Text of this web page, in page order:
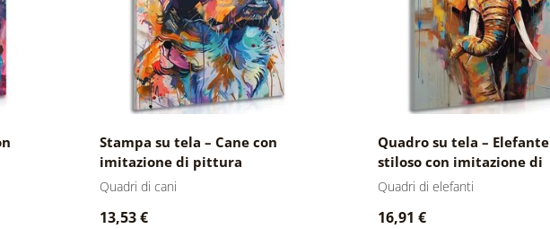
Stampa su tela – Cane con
imitazione di pittura
Quadri di cani
13,53 €
Quadro su tela – Elefante
stiloso con imitazione di
pittura
Quadri di elefanti
16,91 €